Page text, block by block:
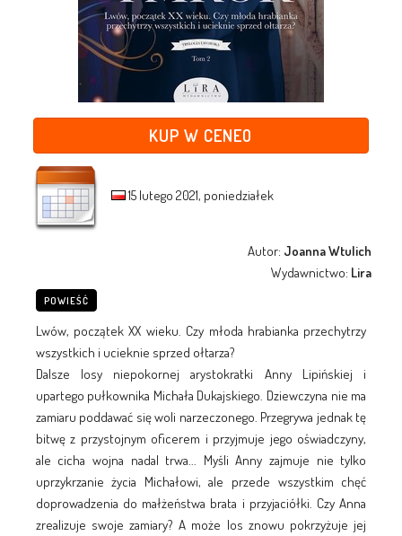
KUP W CENEO
15 lutego 2021, poniedziałek
Autor: Joanna Wtulich
Wydawnictwo: Lira
POWIEŚĆ
Lwów, początek XX wieku. Czy młoda hrabianka przechytrzy
wszystkich i ucieknie sprzed ołtarza?
Dalsze losy niepokornej arystokratki Anny Lipińskiej i
upartego pułkownika Michała Dukajskiego. Dziewczyna nie ma
zamiaru poddawać się woli narzeczonego. Przegrywa jednak tę
bitwę z przystojnym oficerem i przyjmuje jego oświadczyny,
ale cicha wojna nadal trwa... Myśli Anny zajmuje nie tylko
uprzykrzanie życia Michałowi, ale przede wszystkim chęć
doprowadzenia do małżeństwa brata i przyjaciółki. Czy Anna
zrealizuje swoje zamiary? A może los znowu pokrzyżuje jej